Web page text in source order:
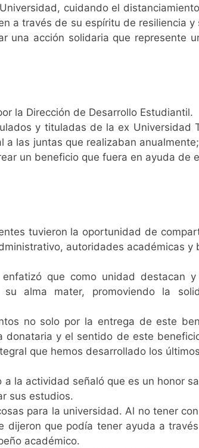
cuidando el
a través de su espíritu de resiliencia y
una acción solidaria que represente
la Dirección de Desarrollo Estudiantil.
y tituladas de la ex Universidad
las juntas que realizaban
un beneficio que fuera en ayuda de
tuvieron la oportunidad de
autoridades académicas y
que como unidad destacan
alma mater, promoviendo la
no solo por la entrega de este
donataria y el sentido de este
que hemos desarrollado los
a la actividad señaló que es un honor
sus estudios.
para la universidad. Al no tener
dijeron que podía tener ayuda a
académico.